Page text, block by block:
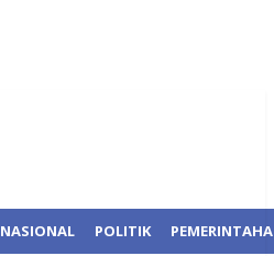
NASIONAL POLITIK